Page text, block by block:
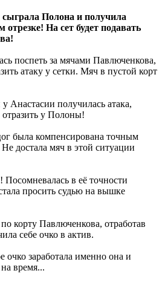
Полона и получила
На сет будет подавать
поспеть за мячами Павлюченкова,
атаку у сетки. Мяч в пустой корт
получилась атака,
у Полоны!
была компенсирована точным
достала мяч в этой ситуации
в её точности
просить судью на вышке
корту Павлюченкова, отработав
себе очко в актив.
очко заработала именно она и
время...